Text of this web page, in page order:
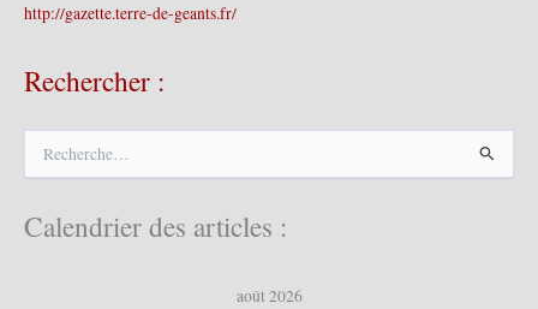
http://gazette.terre-de-geants.fr/
Rechercher :
e
Calendrier des articles :
août 2026